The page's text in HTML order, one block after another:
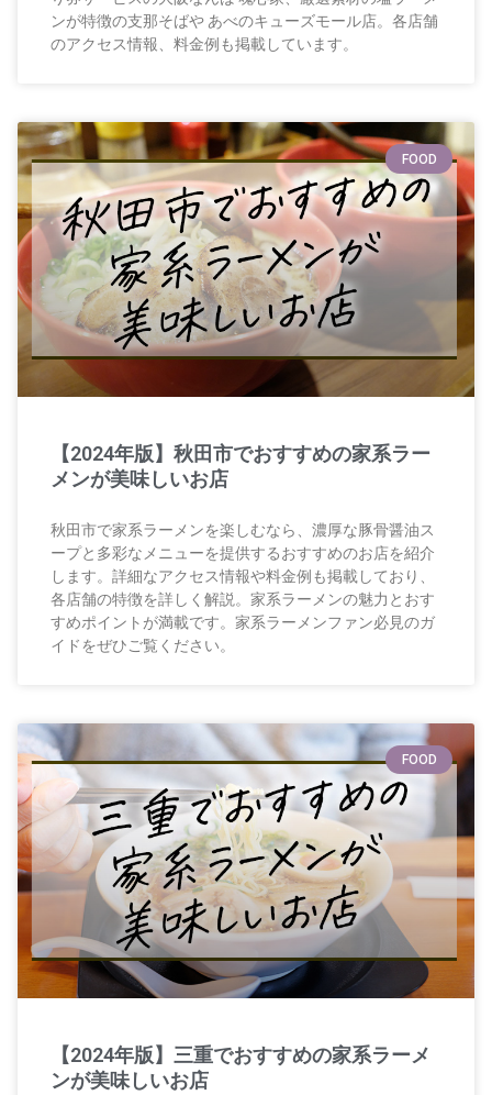
ンが特徴の支那そばや あべのキューズモール店。各店舗
のアクセス情報、料金例も掲載しています。
FOOD
【2024年版】秋田市でおすすめの家系ラー
メンが美味しいお店
秋田市で家系ラーメンを楽しむなら、濃厚な豚骨醤油ス
ープと多彩なメニューを提供するおすすめのお店を紹介
します。詳細なアクセス情報や料金例も掲載しており、
各店舗の特徴を詳しく解説。家系ラーメンの魅力とおす
すめポイントが満載です。家系ラーメンファン必見のガ
イドをぜひご覧ください。
FOOD
【2024年版】三重でおすすめの家系ラーメ
ンが美味しいお店